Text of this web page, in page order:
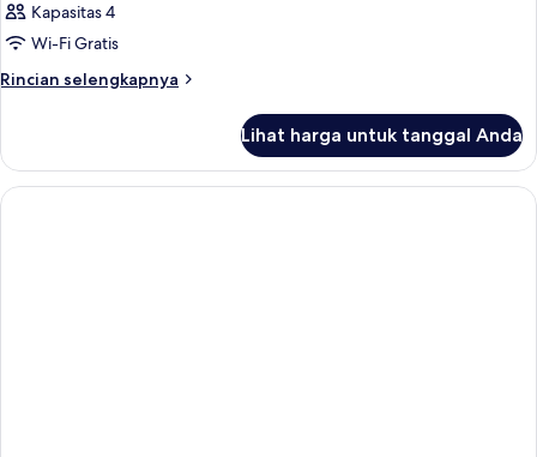
Kapasitas 4
Wi-Fi Gratis
Rincian selengkapnya
Rincian
Kamar
Lihat harga untuk tanggal Anda